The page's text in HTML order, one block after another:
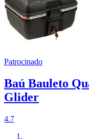
Patrocinado
Baú Bauleto
Glider
4.7